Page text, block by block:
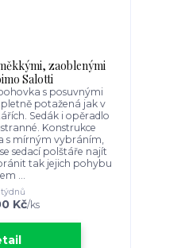
zaoblenými
Salotti
s posuvnými
potažená jak v
Sedák i opěradlo
Konstrukce
s mírným vybráním,
sedací polštáře najít
tak jejich pohybu
...
Kč/ks
týdnů